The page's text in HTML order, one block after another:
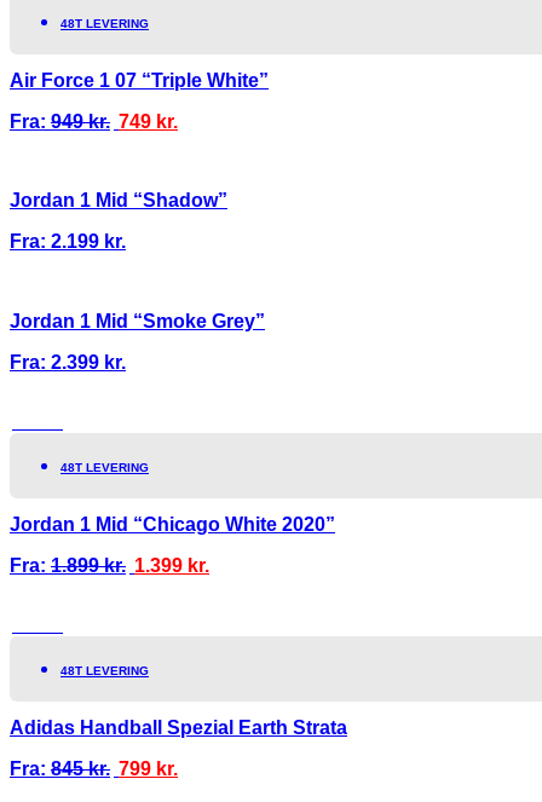
48T LEVERING
Air Force 1 07 “Triple White”
Fra: 949kr. 749 kr.
Jordan 1 Mid “Shadow”
Fra: 2.199 kr.
Jordan 1 Mid “Smoke Grey”
Fra: 2.399 kr.
48T LEVERING
Jordan 1 Mid “Chicago White 2020”
Fra: 1.899kr. 1.399 kr.
48T LEVERING
Adidas Handball Spezial Earth Strata
Fra: 845kr. 799 kr.